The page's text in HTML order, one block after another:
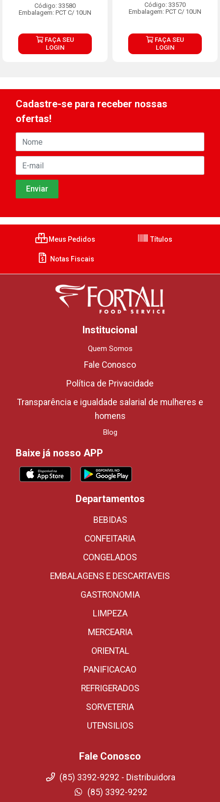
Código: 33580
Embalagem: PCT C/ 10UN
FAÇA SEU
LOGIN
Código: 33570
Embalagem: PCT C/ 10UN
FAÇA SEU
LOGIN
Cadastre-se para receber nossas
ofertas!
Meus Pedidos Títulos
Notas Fiscais
Institucional
Quem Somos
Fale Conosco
Política de Privacidade
Transparência e igualdade salarial de mulheres e
homens
Blog
Baixe já nosso APP
Departamentos
BEBIDAS
CONFEITARIA
CONGELADOS
EMBALAGENS E DESCARTAVEIS
GASTRONOMIA
LIMPEZA
MERCEARIA
ORIENTAL
PANIFICACAO
REFRIGERADOS
SORVETERIA
UTENSILIOS
Fale Conosco
(85) 3392-9292 - Distribuidora
(85) 3392-9292